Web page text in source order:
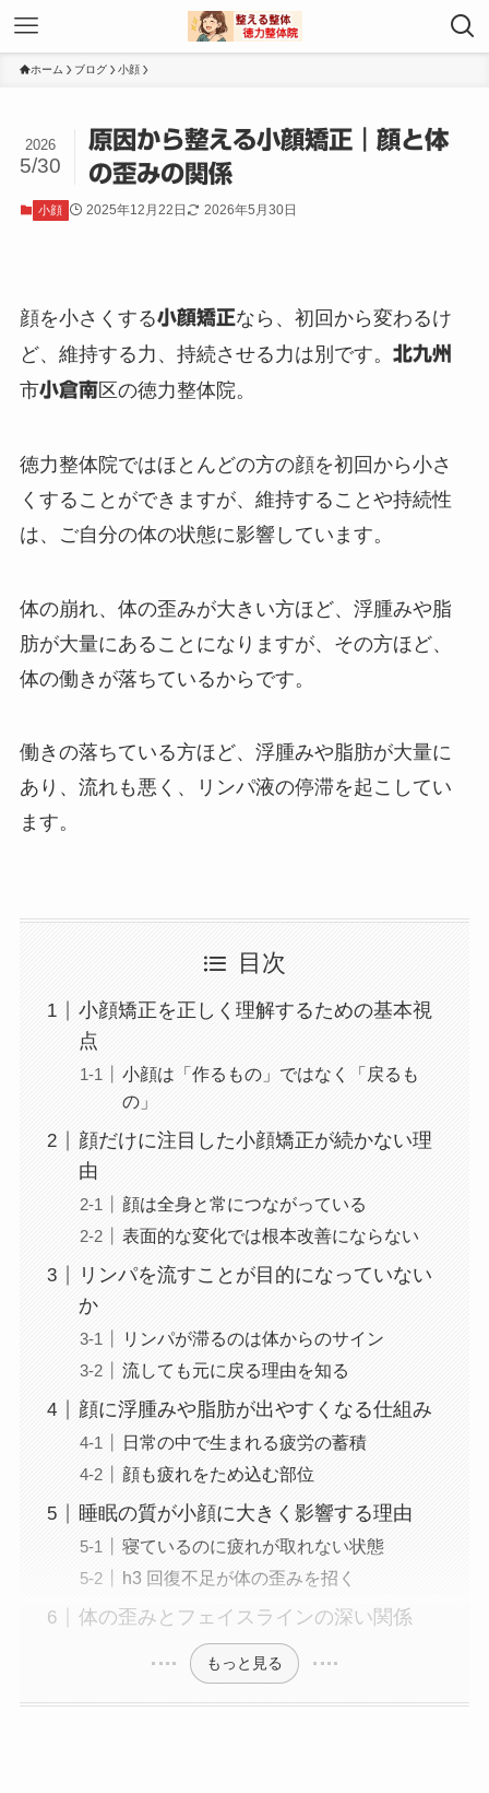
ホーム ブログ 小顔
原因から整える小顔矯正｜顔と体
の歪みの関係
2026
5/30
小顔 2025年12月22日 2026年5月30日
顔を小さくする小顔矯正なら、初回から変わるけ
ど、維持する力、持続させる力は別です。 北九州
市小倉南区の徳力整体院。
徳力整体院ではほとんどの方の顔を初回から小さ
くすることができますが、維持することや持続性
は、ご自分の体の状態に影響しています。
体の崩れ、体の歪みが大きい方ほど、浮腫みや脂
肪が大量にあることになりますが、その方ほど、
体の働きが落ちているからです。
働きの落ちている方ほど、浮腫みや脂肪が大量に
あり、流れも悪く、リンパ液の停滞を起こしてい
ます。
目次
小顔矯正を正しく理解するための基本視
点
小顔は「作るもの」ではなく「戻るも
の」
顔だけに注目した小顔矯正が続かない理
由
顔は全身と常につながっている
表面的な変化では根本改善にならない
リンパを流すことが目的になっていない
か
リンパが滞るのは体からのサイン
流しても元に戻る理由を知る
顔に浮腫みや脂肪が出やすくなる仕組み
日常の中で生まれる疲労の蓄積
顔も疲れをため込む部位
睡眠の質が小顔に大きく影響する理由
寝ているのに疲れが取れない状態
h3 回復不足が体の歪みを招く
体の歪みとフェイスラインの深い関係
もっと見る